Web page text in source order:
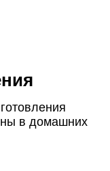
в домашних